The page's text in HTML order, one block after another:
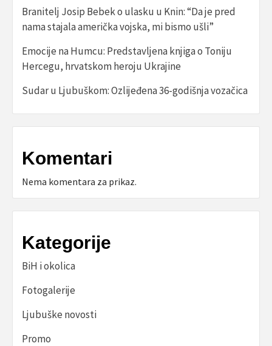
Branitelj Josip Bebek o ulasku u Knin: “Da je pred
nama stajala američka vojska, mi bismo ušli”
Emocije na Humcu: Predstavljena knjiga o Toniju
Hercegu, hrvatskom heroju Ukrajine
Sudar u Ljubuškom: Ozlijeđena 36-godišnja vozačica
Komentari
Nema komentara za prikaz.
Kategorije
BiH i okolica
Fotogalerije
Ljubuške novosti
Promo